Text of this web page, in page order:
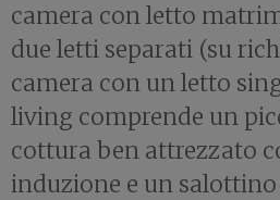
camera con letto
due letti separati (su
camera con un letto
living comprende un
cottura ben attrezzato
induzione e un salottino